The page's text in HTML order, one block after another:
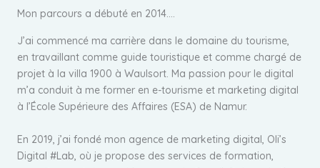
Mon parcours a débuté en 2014….
J’ai commencé ma carrière dans le domaine du tourisme,
en travaillant comme guide touristique et comme chargé de
projet à la villa 1900 à Waulsort. Ma passion pour le digital
m’a conduit à me former en e-tourisme et marketing digital
à l’École Supérieure des Affaires (ESA) de Namur.
En 2019, j’ai fondé mon agence de marketing digital, Oli’s
Digital #Lab, où je propose des services de formation,